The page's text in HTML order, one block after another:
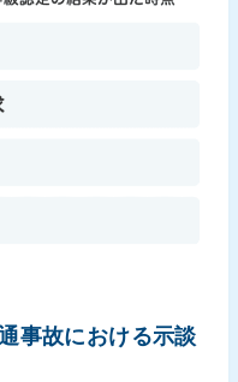
事故における示談